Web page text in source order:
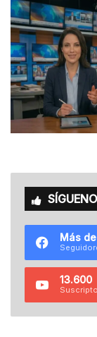
Más de
13.600